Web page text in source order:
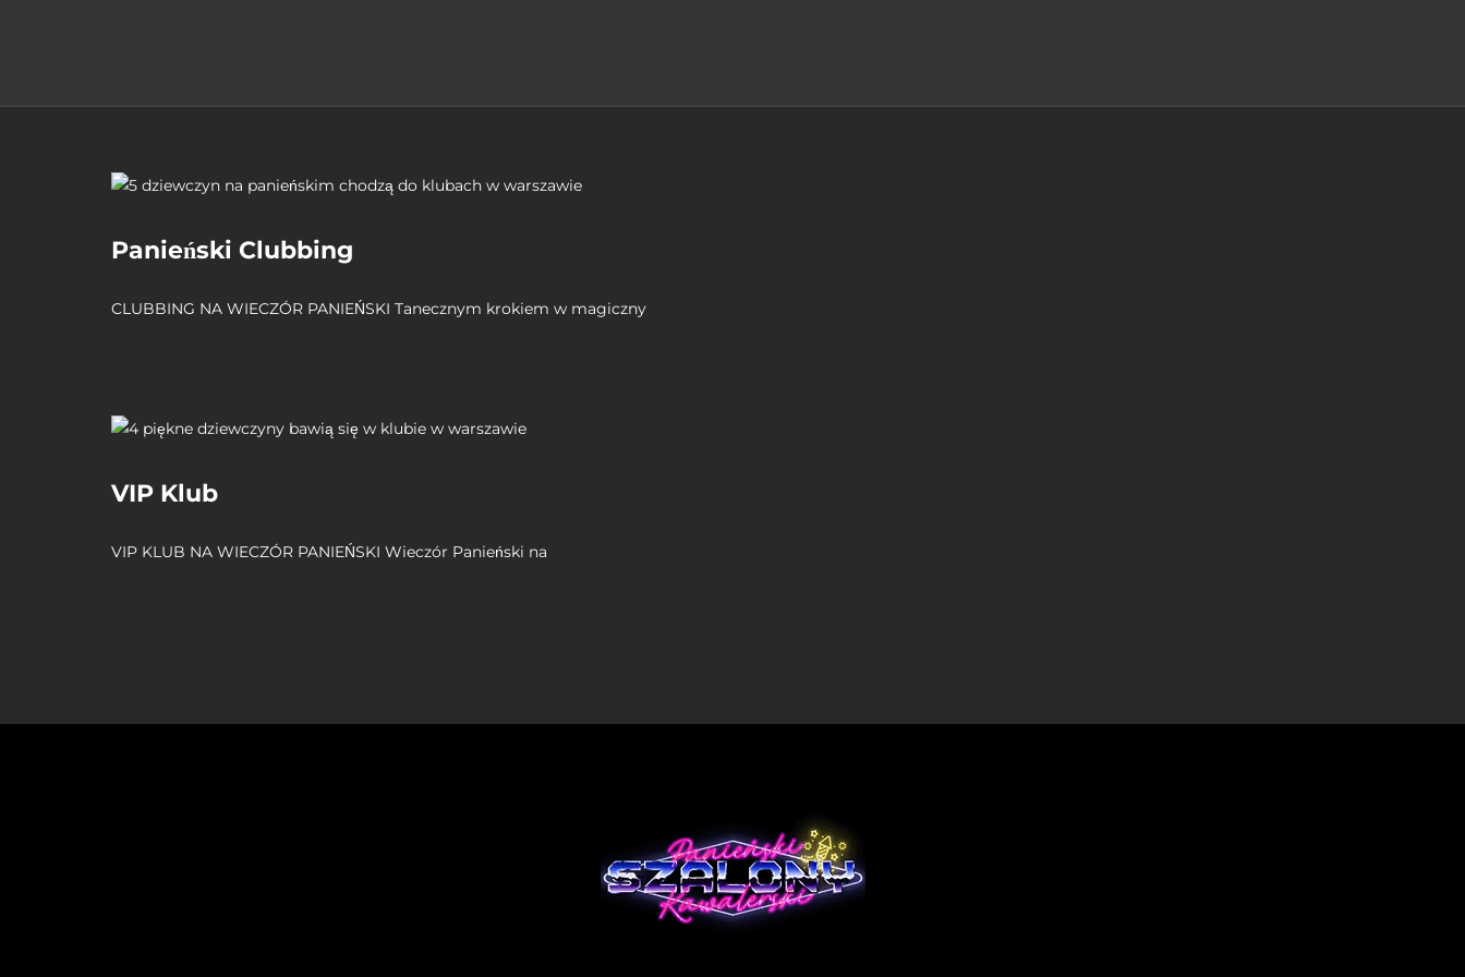
Panieński Clubbing
CLUBBING NA WIECZÓR PANIEŃSKI Tanecznym krokiem w magiczny
VIP Klub
VIP KLUB NA WIECZÓR PANIEŃSKI Wieczór Panieński na